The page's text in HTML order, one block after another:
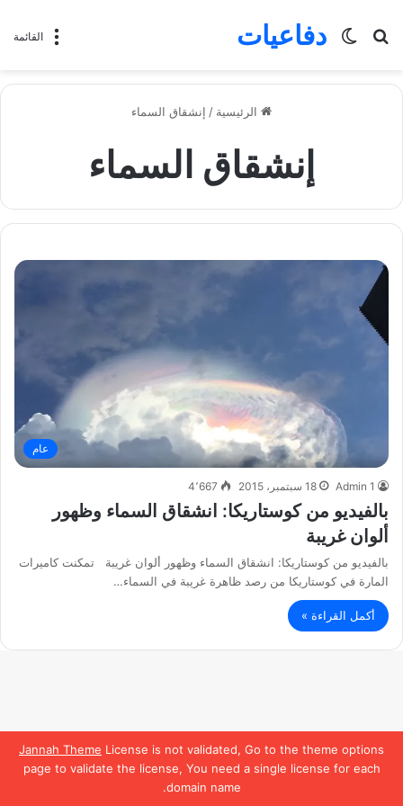
Jannah Theme License is not validated, Go to the theme options
page to validate the license, You need a single license for each
domain name.
القائمة دفاعيات
بحث
الوضع
الرئيسية / إنشقاق السماء
إنشقاق السماء
عام
Admin 1 18 سبتمبر، 2015 4٬667
بالفيديو من كوستاريكا: انشقاق السماء وظهور
ألوان غريبة
بالفيديو من كوستاريكا: انشقاق السماء وظهور ألوان غريبة تمكنت كاميرات
المارة في كوستاريكا من رصد ظاهرة غريبة في السماء…
أكمل القراءة »